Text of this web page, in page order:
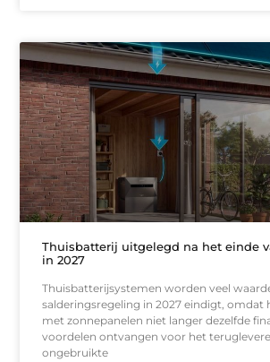
Thuisbatterij uitgelegd na het einde
in 2027
Thuisbatterijsystemen worden veel
salderingsregeling in 2027 eindigt, omdat
met zonnepanelen niet langer dezelfde
voordelen ontvangen voor het
ongebruikte